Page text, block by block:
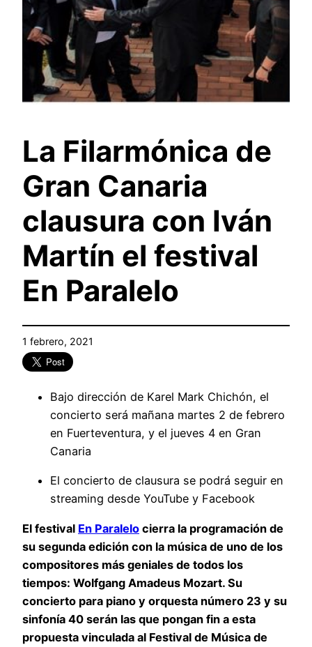
La Filarmónica de
Gran Canaria
clausura con Iván
Martín el festival
En Paralelo
1 febrero, 2021
Bajo dirección de Karel Mark Chichón, el
concierto será mañana martes 2 de febrero
en Fuerteventura, y el jueves 4 en Gran
Canaria
El concierto de clausura se podrá seguir en
streaming desde YouTube y Facebook
El festival En Paralelo cierra la programación de
su segunda edición con la música de uno de los
compositores más geniales de todos los
tiempos: Wolfgang Amadeus Mozart. Su
concierto para piano y orquesta número 23 y su
sinfonía 40 serán las que pongan fin a esta
propuesta vinculada al Festival de Música de